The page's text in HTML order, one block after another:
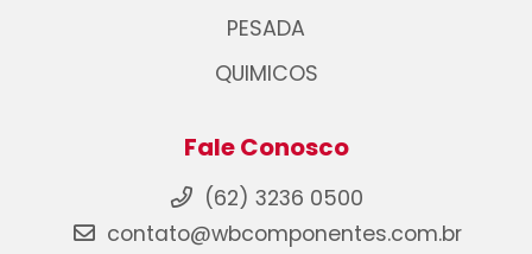
PESADA
QUIMICOS
Fale Conosco
(62) 3236 0500
contato@wbcomponentes.com.br